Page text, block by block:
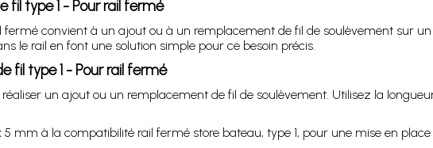
fil type 1 - Pour rail fermé
fermé convient à un ajout ou à un remplacement de fil de soulèvement sur
le rail en font une solution simple pour ce besoin précis.
fil type 1 - Pour rail fermé
un ajout ou un remplacement de fil de soulèvement. Utilisez la
mm à la compatibilité rail fermé store bateau, type 1, pour une mise en